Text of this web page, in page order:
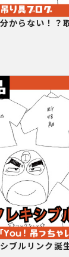
からない！？
ブルリンク誕